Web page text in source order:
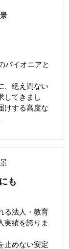
パイオニアと
、絶え間ない
してきまし
けする高度な
も
る法人・教育
実績を誇りま
止めない安定